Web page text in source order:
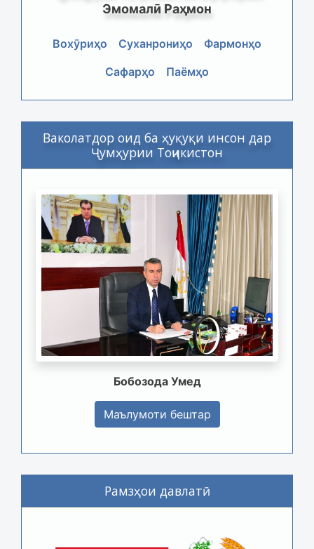
Эмомалӣ Раҳмон
Вохӯриҳо Суханрониҳо
Фармонҳо
Сафарҳо
Паёмҳо
Ваколатдор оид ба ҳуқуқи инсон дар
Ҷумҳурии Тоҷикистон
Бобозода Умед
Маълумоти бештар
Рамзҳои давлатӣ